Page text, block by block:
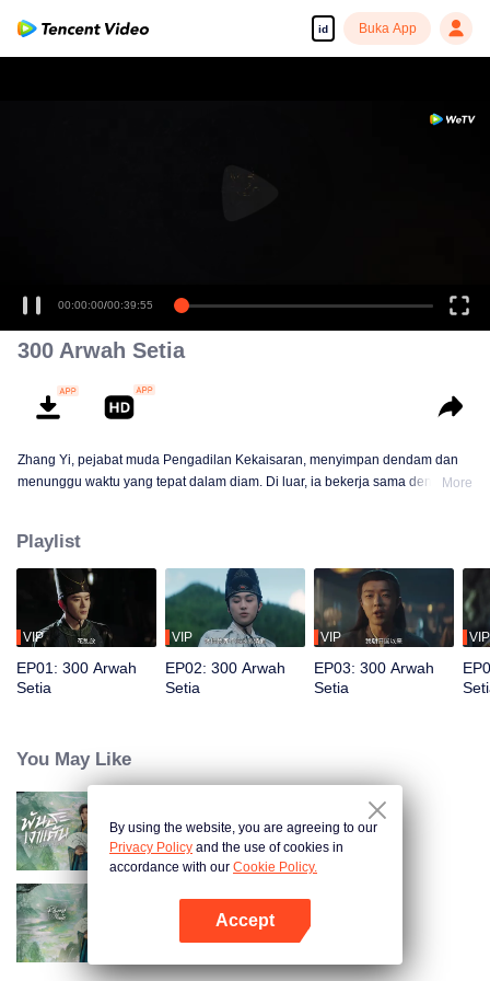
id Buka App
00:00:00/00:39:55
300 Arwah Setia
Zhang Yi, pejabat muda Pengadilan Kekaisaran, menyimpan dendam dan
menunggu waktu yang tepat dalam diam. Di luar, ia bekerja sama dengan
yang dirancang dengan cermat tertutup rapat, dimana setiap pilihan bisa
menentukan nasib hidup atau mati…
More
Playlist
VIP
EP01: 300 Arwah
Setia
VIP
EP02: 300 Arwah
Setia
VIP
EP03: 300 Arwah
Setia
VIP
You May Like
Returned Master (Thai Ver.)
Tuan Muda yang Kembali
By using the website, you are agreeing to our
Privacy Policy and the use of cookies in
accordance with our Cookie Policy.
Accept